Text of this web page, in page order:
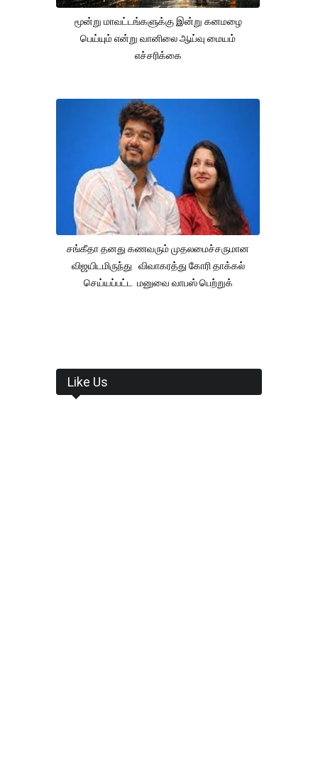
மூன்று மாவட்டங்களுக்கு இன்று கனமழை
பெய்யும் என்று வானிலை ஆய்வு மையம்
எச்சரிக்கை
சங்கீதா தனது கணவரும் முதலமைச்சருமான
விஜயிடமிருந்து விவாகரத்து கோரி தாக்கல்
செய்யப்பட்ட மனுவை வாபஸ் பெற்றுக்
Like Us